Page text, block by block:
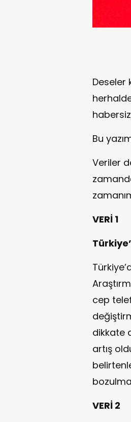
Deseler
Bu
Veriler
VERİ 1
cep
dikkate
artış
VERİ 2